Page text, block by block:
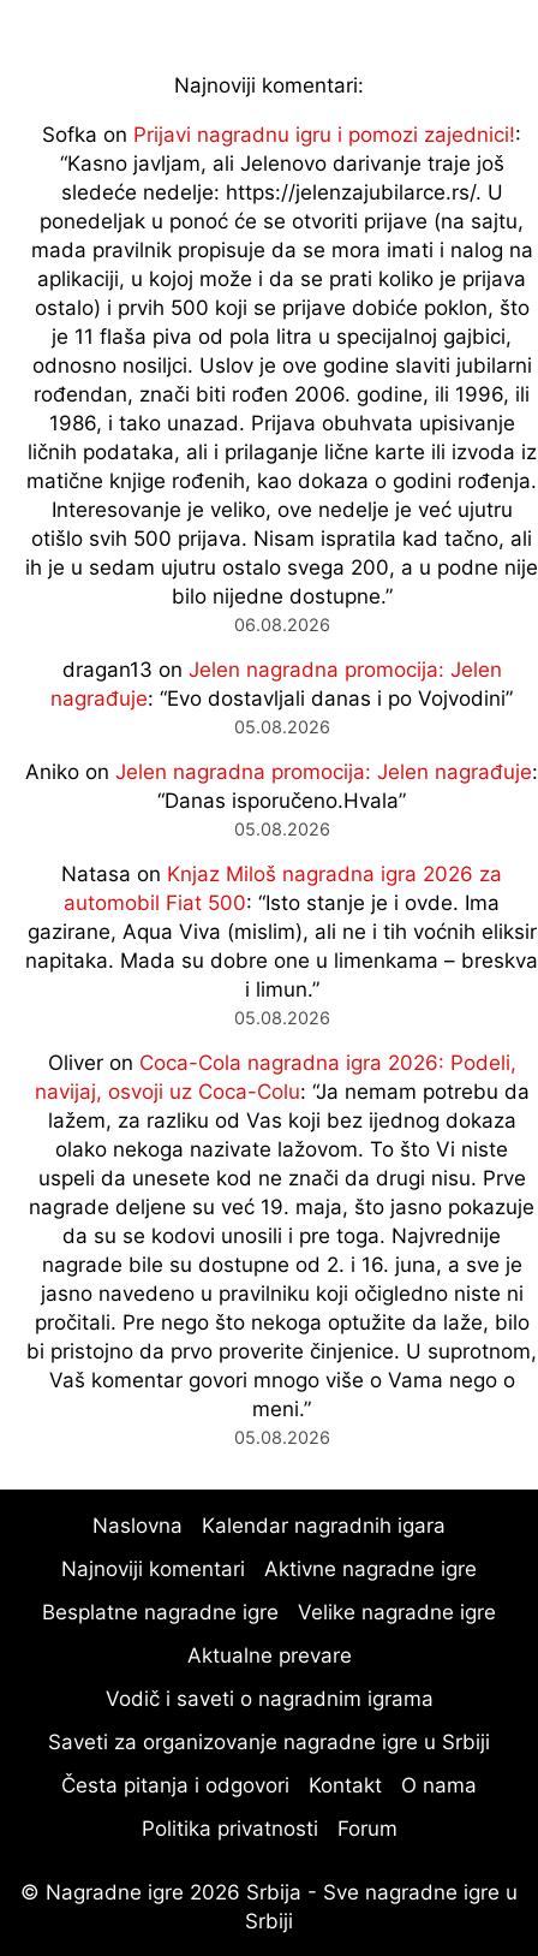
Najnoviji komentari:
Sofka on Prijavi nagradnu igru i pomozi zajednici!:
“Kasno javljam, ali Jelenovo darivanje traje još
sledeće nedelje: https://jelenzajubilarce.rs/. U
ponedeljak u ponoć će se otvoriti prijave (na sajtu,
mada pravilnik propisuje da se mora imati i nalog na
aplikaciji, u kojoj može i da se prati koliko je prijava
ostalo) i prvih 500 koji se prijave dobiće poklon, što
je 11 flaša piva od pola litra u specijalnoj gajbici,
odnosno nosiljci. Uslov je ove godine slaviti jubilarni
rođendan, znači biti rođen 2006. godine, ili 1996, ili
1986, i tako unazad. Prijava obuhvata upisivanje
ličnih podataka, ali i prilaganje lične karte ili izvoda iz
matične knjige rođenih, kao dokaza o godini rođenja.
Interesovanje je veliko, ove nedelje je već ujutru
otišlo svih 500 prijava. Nisam ispratila kad tačno, ali
ih je u sedam ujutru ostalo svega 200, a u podne nije
bilo nijedne dostupne.”
06.08.2026
dragan13 on Jelen nagradna promocija: Jelen
nagrađuje: “Evo dostavljali danas i po Vojvodini”
05.08.2026
Aniko on Jelen nagradna promocija: Jelen nagrađuje:
“Danas isporučeno.Hvala”
05.08.2026
Natasa on Knjaz Miloš nagradna igra 2026 za
automobil Fiat 500: “Isto stanje je i ovde. Ima
gazirane, Aqua Viva (mislim), ali ne i tih voćnih eliksir
napitaka. Mada su dobre one u limenkama – breskva
i limun.”
05.08.2026
Oliveron Coca-Cola nagradna igra 2026: Podeli,
navijaj, osvoji uz Coca-Colu: “Ja nemam potrebu da
lažem, za razliku od Vas koji bez ijednog dokaza
olako nekoga nazivate lažovom. To što Vi niste
uspeli da unesete kod ne znači da drugi nisu. Prve
nagrade deljene su već 19. maja, što jasno pokazuje
da su se kodovi unosili i pre toga. Najvrednije
nagrade bile su dostupne od 2. i 16. juna, a sve je
jasno navedeno u pravilniku koji očigledno niste ni
pročitali. Pre nego što nekoga optužite da laže, bilo
bi pristojno da prvo proverite činjenice. U suprotnom,
Vaš komentar govori mnogo više o Vama nego o
meni.”
05.08.2026
Naslovna
Kalendar nagradnih igara
Najnoviji komentari
Aktivne nagradne igre
Besplatne nagradne igre
Velike nagradne igre
Aktualne prevare
Vodič i saveti o nagradnim igrama
Saveti za organizovanje nagradne igre u Srbiji
Česta pitanja i odgovori
Kontakt
O nama
Politika privatnosti
Forum
© Nagradne igre 2026 Srbija - Sve nagradne igre u
Srbiji